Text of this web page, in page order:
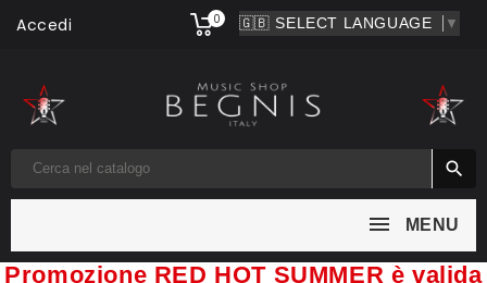
▼
Accedi 0

MENU
Promozione RED HOT SUMMER è valida